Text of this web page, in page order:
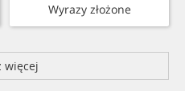
Wyrazy złożone
więcej